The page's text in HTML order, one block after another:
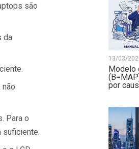
são
da
Para o
suficiente.
13/03/
Modelo
por